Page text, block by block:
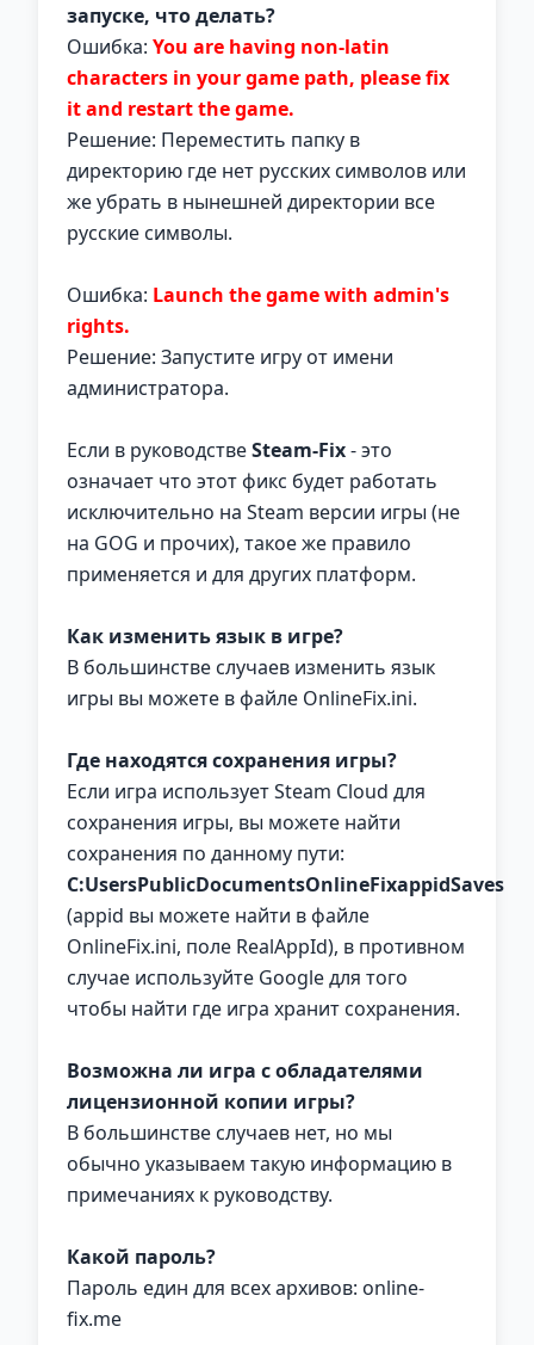
запуске, что делать?
Ошибка: You are having non-latin
characters in your game path, please fix
it and restart the game.
Решение: Переместить папку в
директорию где нет русских символов или
же убрать в нынешней директории все
русские символы.
Ошибка: Launch the game with admin's
rights.
Решение: Запустите игру от имени
администратора.
Если в руководствеSteam-Fix- это
означает что этот фикс будет работать
исключительно на Steam версии игры (не
на GOG и прочих), такое же правило
применяется и для других платформ.
Как изменить язык в игре?
В большинстве случаев изменить язык
игры вы можете в файле OnlineFix.ini.
Где находятся сохранения игры?
Если игра использует Steam Cloud для
сохранения игры, вы можете найти
сохранения по данному пути:
C:UsersPublicDocumentsOnlineFixappidSaves
(appid вы можете найти в файле
OnlineFix.ini, поле RealAppId), в противном
случае используйте Google для того
чтобы найти где игра хранит сохранения.
Возможна ли игра с обладателями
лицензионной копии игры?
В большинстве случаев нет, но мы
обычно указываем такую информацию в
примечаниях к руководству.
Какой пароль?
Пароль един для всех архивов: online-
fix.me